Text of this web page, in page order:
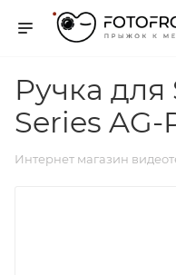
Ручка для
Series
Интернет магазин